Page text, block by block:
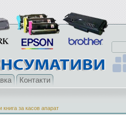
Контакти
книга за касов апарат